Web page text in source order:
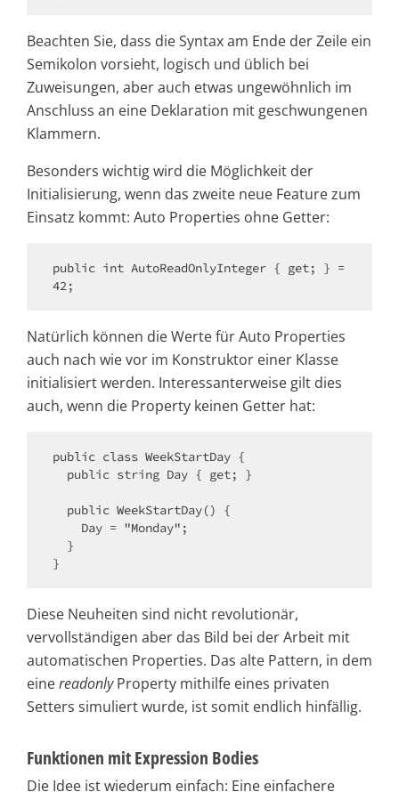
Beachten Sie, dass die Syntax am Ende der Zeile ein
Semikolon vorsieht, logisch und üblich bei
Zuweisungen, aber auch etwas ungewöhnlich im
Anschluss an eine Deklaration mit geschwungenen
Klammern.
Besonders wichtig wird die Möglichkeit der
Initialisierung, wenn das zweite neue Feature zum
Einsatz kommt: Auto Properties ohne Getter:
public int AutoReadOnlyInteger { get; } =
42;
Natürlich können die Werte für Auto Properties
auch nach wie vor im Konstruktor einer Klasse
initialisiert werden. Interessanterweise gilt dies
auch, wenn die Property keinen Getter hat:
public class WeekStartDay {
}
Diese Neuheiten sind nicht revolutionär,
vervollständigen aber das Bild bei der Arbeit mit
automatischen Properties. Das alte Pattern, in dem
einereadonlyProperty mithilfe eines privaten
Setters simuliert wurde, ist somit endlich hinfällig.
Funktionen mit Expression Bodies
Die Idee ist wiederum einfach: Eine einfachere